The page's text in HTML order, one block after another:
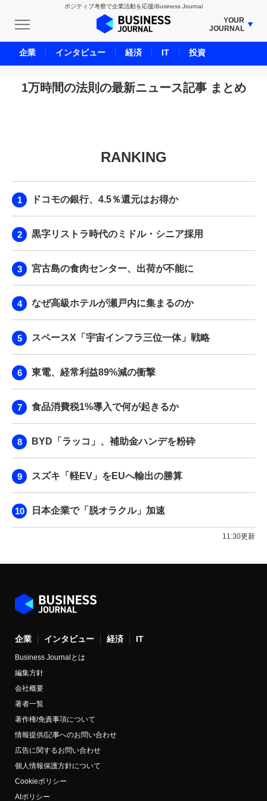
ポジティブ考察で企業活動を応援/Business Journal
YOUR
JOURNAL
BUSINESS JOURNAL
UNICORN JOURNAL
CARBON CREDITS JOURNAL
LIFE ENDING JOURNAL
BPaaS JOURNAL
1万時間の法則の最新ニュース記事 まとめ
RANKING
ドコモの銀行、4.5％還元はお得か
黒字リストラ時代のミドル・シニア採用
宮古島の食肉センター、出荷が不能に
なぜ高級ホテルが瀬戸内に集まるのか
スペースX「宇宙インフラ三位一体」戦略
東電、経常利益89%減の衝撃
食品消費税1%導入で何が起きるか
BYD「ラッコ」、補助金ハンデを粉砕
スズキ「軽EV」をEUへ輸出の勝算
日本企業で「脱オラクル」加速
11:30更新
企業 インタビュー 経済 IT
Business Journalとは
編集方針
会社概要
著者一覧
著作権/免責事項について
情報提供/記事へのお問い合わせ
広告に関するお問い合わせ
個人情報保護方針について
Cookieポリシー
AIポリシー
企業 インタビュー 経済 IT 投資